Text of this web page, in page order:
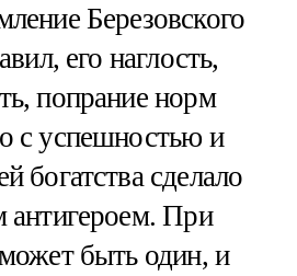
Березовского
его наглость,
попрание норм
с успешностью и
богатства сделало
антигероем. При
быть один, и